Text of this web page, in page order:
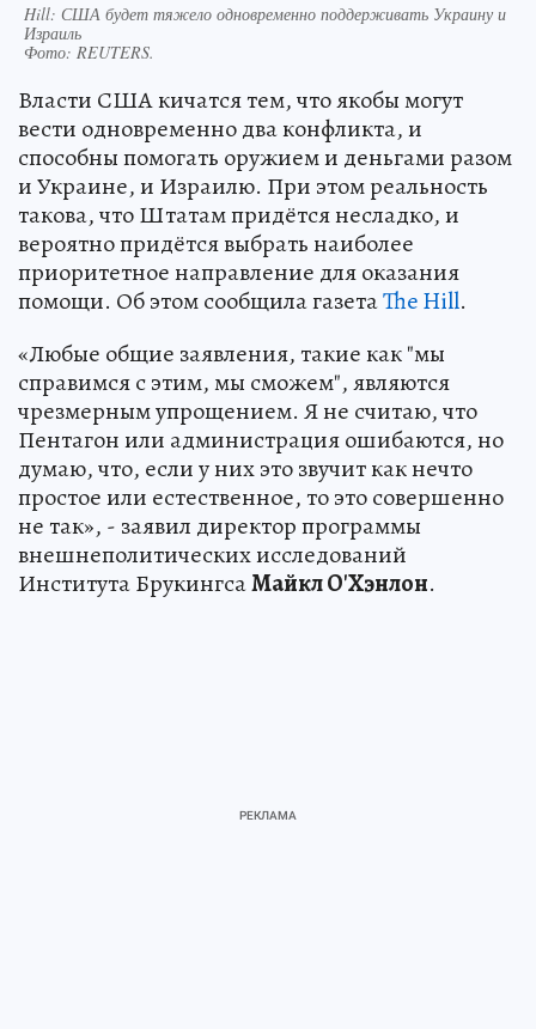
Hill: США будет тяжело одновременно поддерживать Украину и
Израиль
Фото: REUTERS.
Власти США кичатся тем, что якобы могут
вести одновременно два конфликта, и
способны помогать оружием и деньгами разом
и Украине, и Израилю. При этом реальность
такова, что Штатам придётся несладко, и
вероятно придётся выбрать наиболее
приоритетное направление для оказания
помощи. Об этом сообщила газетаThe Hill.
«Любые общие заявления, такие как "мы
справимся с этим, мы сможем", являются
чрезмерным упрощением. Я не считаю, что
Пентагон или администрация ошибаются, но
думаю, что, если у них это звучит как нечто
простое или естественное, то это совершенно
не так», - заявил директор программы
внешнеполитических исследований
Института БрукингсаМайкл О'Хэнлон.